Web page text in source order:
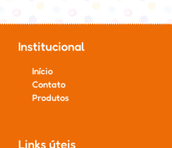
Institucional
Início
Contato
Produtos
Links úteis